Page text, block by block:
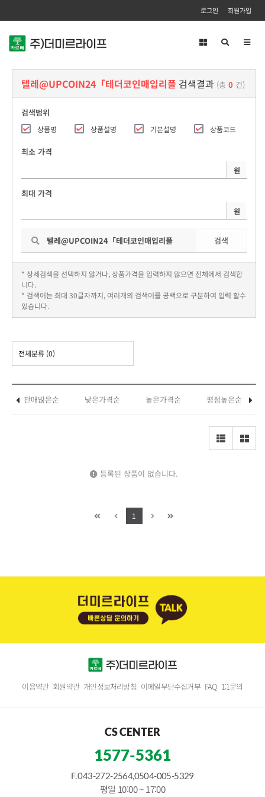
로그인 회원가입
텔레@UPCOIN24「테더코인매입리플 검색결과 (총 0 건)
검색범위
상품명 상품설명 기본설명 상품코드
최소 가격
원
최대 가격
원
검색
* 상세검색을 선택하지 않거나, 상품가격을 입력하지 않으면 전체에서 검색합
니다.
* 검색어는 최대 30글자까지, 여러개의 검색어를 공백으로 구분하여 입력 할수
있습니다.
전체분류 (0)
판매많은순 낮은가격순 높은가격순 평점높은순
등록된 상품이 없습니다.
1
이용약관 회원약관 개인정보처리방침 이메일무단수집거부 FAQ 1:1문의
CS CENTER
1577-5361
F. 043-272-2564,0504-005-5329
평일 10:00 ~ 17:00